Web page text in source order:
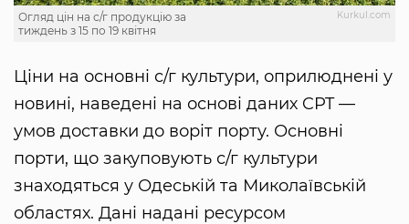
Kurkul.com
Огляд цін на с/г продукцію за
тиждень з 15 по 19 квітня
Ціни на основні с/г культури, оприлюднені у
новині, наведені на основі даних CPT —
умов доставки до воріт порту. Основні
порти, що закуповують с/г культури
знаходяться у Одеській та Миколаївській
областях. Дані надані ресурсом